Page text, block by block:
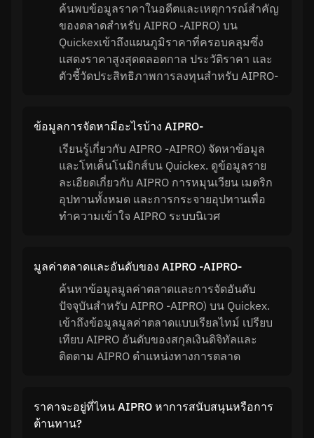
ค้นพบข้อมูลราคาในอดีตและเหตุการณ์สำคัญ
ของตลาดสำหรับ AIPRO -AIPRO) บน
Quickexเข้าถึงแผนภูมิราคาที่ครอบคลุมซึ่ง
แสดงราคาสูงสุดตลอดกาล ประวัติราคา และ
ตัวชี้วัดประสิทธิภาพการลงทุนสำหรับ AIPRO-
ข้อมูลการจัดหามีอะไรบ้าง AIPRO-
เรียนรู้เกี่ยวกับ AIPRO -AIPRO) จัดหาข้อมูล
และโทเค็นโนมิกส์บน Quickex. ดูข้อมูลราย
ละเอียดเกี่ยวกับ AIPRO การหมุนเวียน เมตริก
อุปทานทั้งหมด และการกระจายอุปทานเพื่อ
ทำความเข้าใจ AIPRO ระบบนิเวศ
มูลค่าตลาดและอันดับของ AIPRO -AIPRO-
ค้นหาข้อมูลมูลค่าตลาดและการจัดอันดับ
ปัจจุบันสำหรับ AIPRO -AIPRO) บน Quickex.
เข้าถึงข้อมูลมูลค่าตลาดแบบเรียลไทม์ เปรียบ
เทียบ AIPRO อันดับของสกุลเงินดิจิทัลและ
ติดตาม AIPRO ตำแหน่งทางการตลาด
ราคาจะอยู่ที่ไหน AIPRO หาการสนับสนุนหรือการ
ต้านทาน?